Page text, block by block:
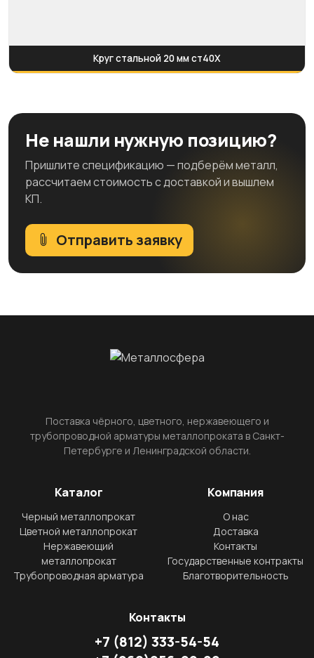
Круг стальной 20 мм ст40Х
Не нашли нужную позицию?
Пришлите спецификацию — подберём металл,
рассчитаем стоимость с доставкой и вышлем
КП.
Отправить заявку
Поставка чёрного, цветного, нержавеющего и
трубопроводной арматуры металлопроката в Санкт-
Петербурге и Ленинградской области.
Каталог
Черный металлопрокат
Цветной металлопрокат
Нержавеющий
металлопрокат
Трубопроводная арматура
Компания
О нас
Доставка
Контакты
Государственные контракты
Благотворительность
Контакты
+7 (812) 333-54-54